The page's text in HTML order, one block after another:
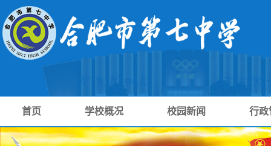
首页 学校概况 校园新闻 行政